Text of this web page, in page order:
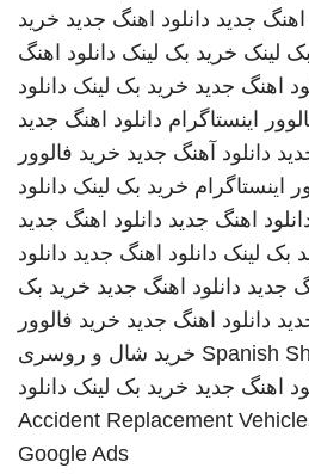
اهنگ جدید دانلود اهنگ جدید خرید
لینک خرید بک لینک دانلود اهنگ
اهنگ جدید خرید بک لینک دانلود
اینستاگرام دانلود اهنگ جدید
دانلود آهنگ جدید خرید فالوور
اینستاگرام خرید بک لینک دانلود
اهنگ جدید دانلود اهنگ جدید
بک لینک دانلود اهنگ جدید دانلود
جدید دانلود اهنگ جدید خرید بک
دانلود اهنگ جدید خرید فالوور
Spanish خرید شال و روسری
اهنگ جدید خرید بک لینک دانلود
Accident Replacement
Google Ads